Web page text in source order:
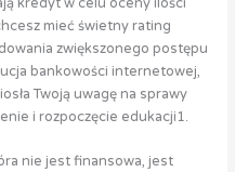
mieć świetny rating
zwiększonego postępu
bankowości internetowej,
Twoją uwagę na sprawy
i rozpoczęcie edukacji1.
nie jest finansowa, jest